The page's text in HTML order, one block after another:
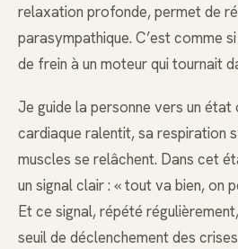
relaxation profonde, permet de
parasympathique. C’est comme
de frein à un moteur qui tournait
Je guide la personne vers un état
cardiaque ralentit, sa respiration
muscles se relâchent. Dans cet
un signal clair : « tout va bien, on
Et ce signal, répété
seuil de déclenchement des